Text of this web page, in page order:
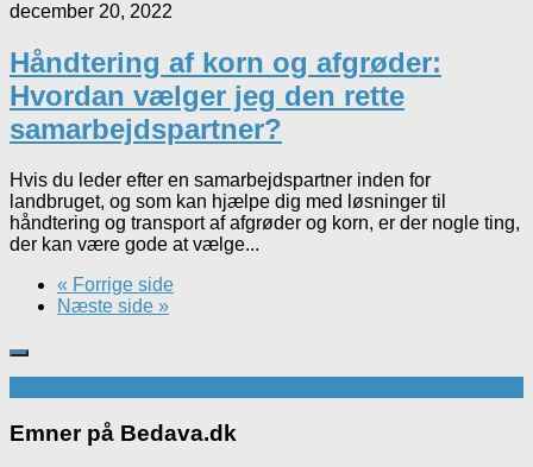
december 20, 2022
Håndtering af korn og afgrøder:
Hvordan vælger jeg den rette
samarbejdspartner?
Hvis du leder efter en samarbejdspartner inden for
landbruget, og som kan hjælpe dig med løsninger til
håndtering og transport af afgrøder og korn, er der nogle ting,
der kan være gode at vælge...
« Forrige side
Næste side »
Emner på Bedava.dk